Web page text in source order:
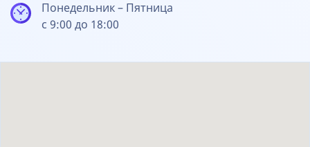
Понедельник – Пятница
с 9:00 до 18:00